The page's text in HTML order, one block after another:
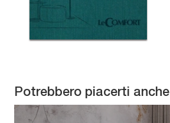
Potrebbero piacerti anche